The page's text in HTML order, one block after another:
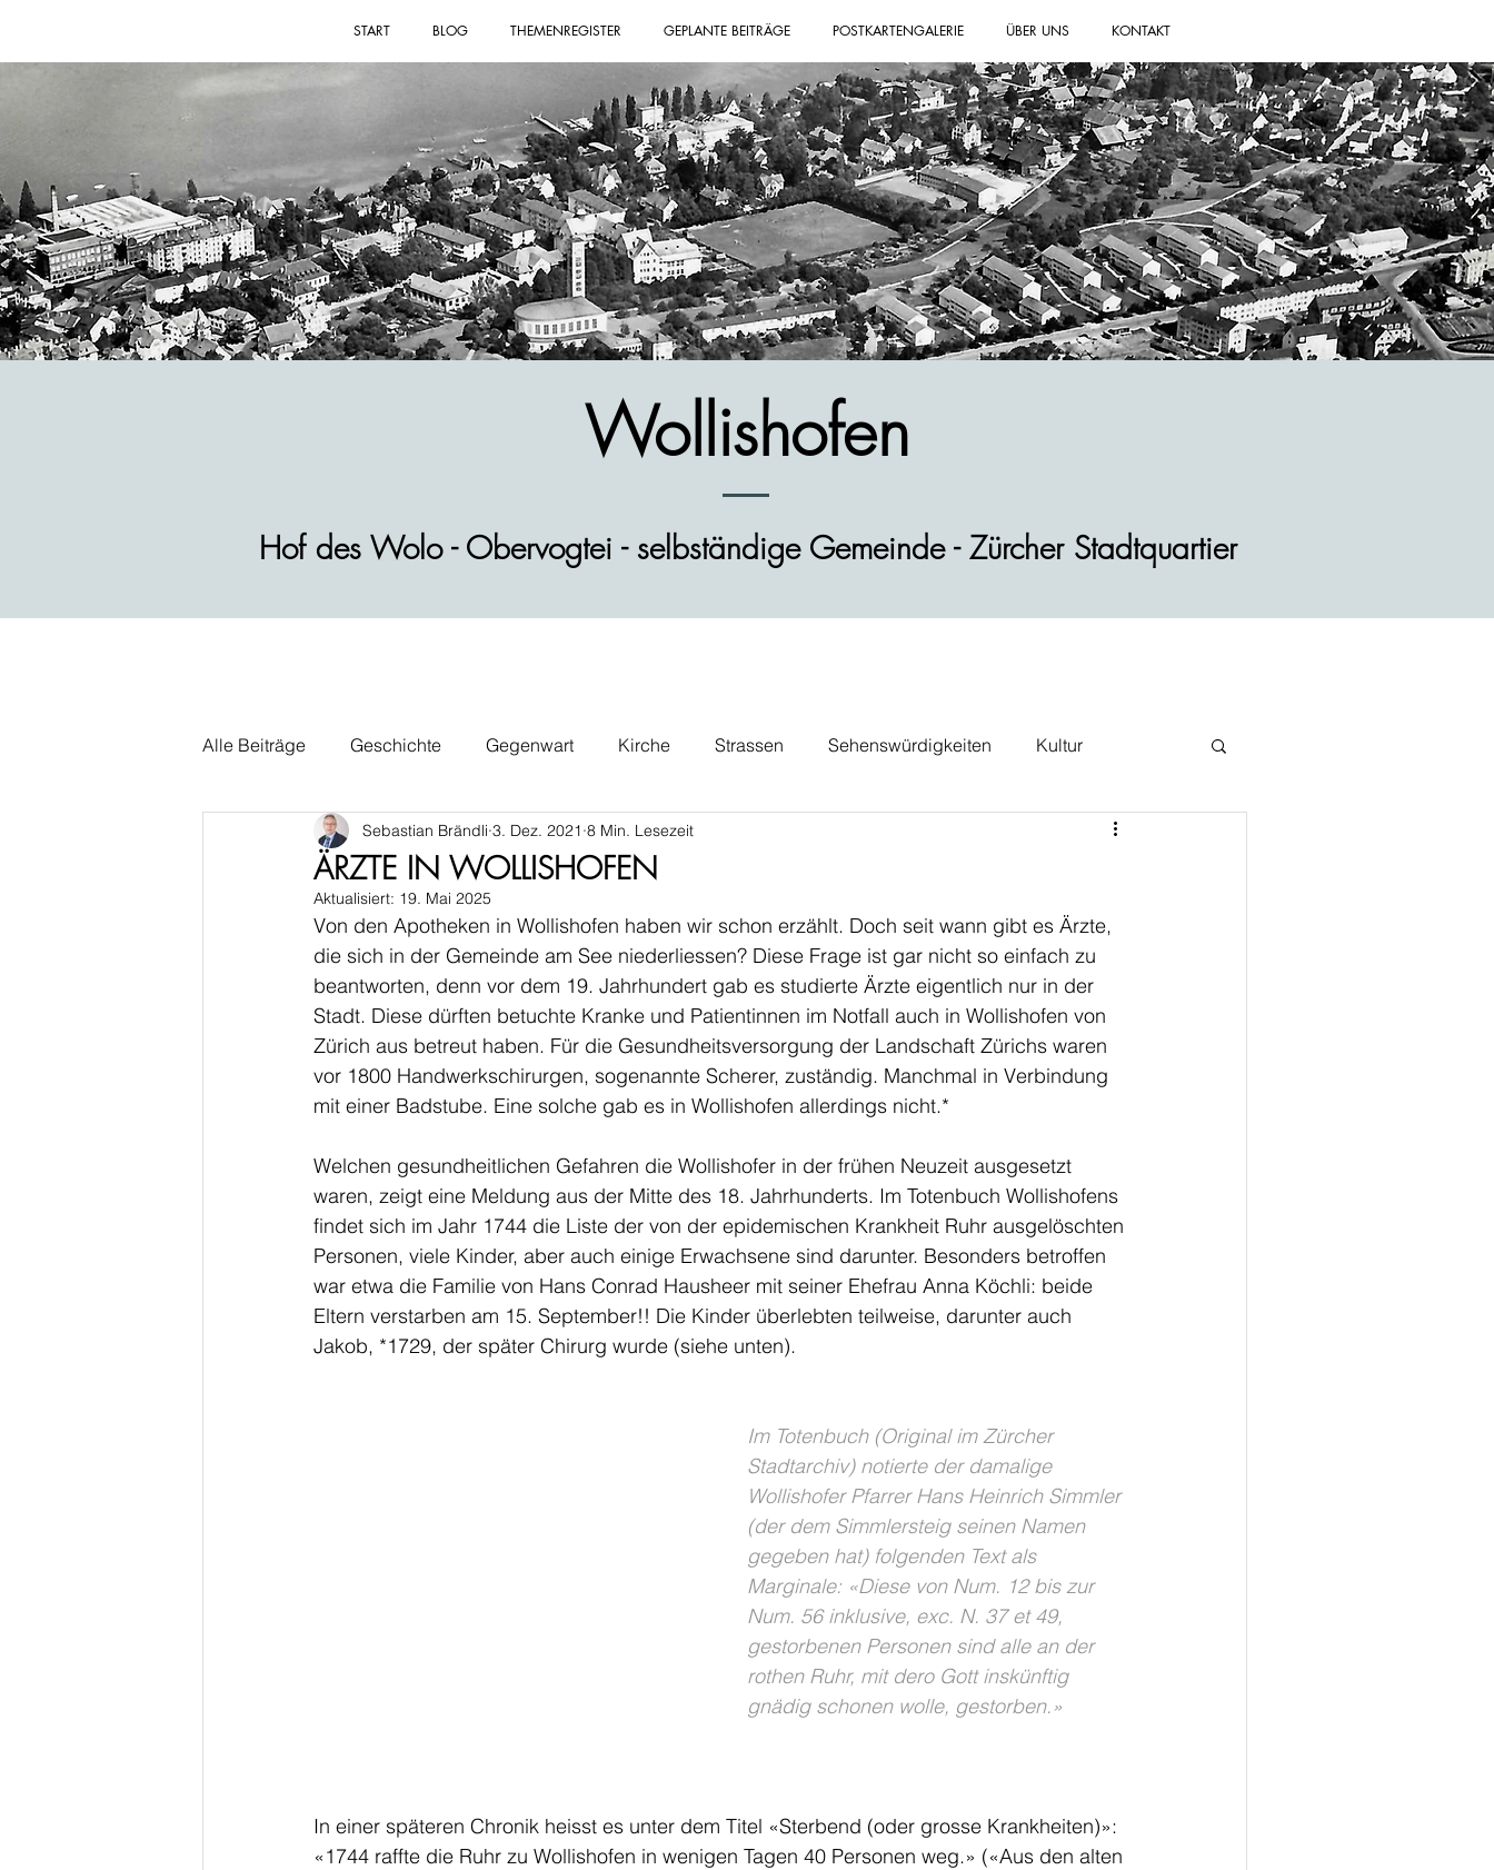
START BLOG THEMENREGISTER GEPLANTE BEITRÄGE POSTKARTENGALERIE ÜBER UNS KONTAKT
Alle Beiträge Geschichte Gegenwart Kirche Strassen Sehenswürdigkeiten Kultur
Wirtschaft Alltag Politik Wohnen Gastblog
ÄRZTE IN WOLLISHOFEN
Sebastian Brändli 3. Dez. 2021 8 Min. Lesezeit
Aktualisiert: 19. Mai 2025
Von den Apotheken in Wollishofen haben wir schon erzählt. Doch seit wann gibt es Ärzte,
die sich in der Gemeinde am See niederliessen? Diese Frage ist gar nicht so einfach zu
beantworten, denn vor dem 19. Jahrhundert gab es studierte Ärzte eigentlich nur in der
Stadt. Diese dürften betuchte Kranke und Patientinnen im Notfall auch in Wollishofen von
Zürich aus betreut haben. Für die Gesundheitsversorgung der Landschaft Zürichs waren
vor 1800 Handwerkschirurgen, sogenannte Scherer, zuständig. Manchmal in Verbindung
mit einer Badstube. Eine solche gab es in Wollishofen allerdings nicht.*
Welchen gesundheitlichen Gefahren die Wollishofer in der frühen Neuzeit ausgesetzt
waren, zeigt eine Meldung aus der Mitte des 18. Jahrhunderts. Im Totenbuch Wollishofens
findet sich im Jahr 1744 die Liste der von der epidemischen Krankheit Ruhr ausgelöschten
Personen, viele Kinder, aber auch einige Erwachsene sind darunter. Besonders betroffen
war etwa die Familie von Hans Conrad Hausheer mit seiner Ehefrau Anna Köchli: beide
Eltern verstarben am 15. September!! Die Kinder überlebten teilweise, darunter auch
Jakob, *1729, der später Chirurg wurde (siehe unten).
Im Totenbuch (Original im Zürcher
Stadtarchiv) notierte der damalige
Wollishofer Pfarrer Hans Heinrich Simmler
(der dem Simmlersteig seinen Namen
gegeben hat) folgenden Text als
Marginale: «Diese von Num. 12 bis zur
Num. 56 inklusive, exc. N. 37 et 49,
gestorbenen Personen sind alle an der
rothen Ruhr, mit dero Gott inskünftig
gnädig schonen wolle, gestorben.»
In einer späteren Chronik heisst es unter dem Titel «Sterbend (oder grosse Krankheiten)»:
«1744 raffte die Ruhr zu Wollishofen in wenigen Tagen 40 Personen weg.» («Aus den alten
Wollishofen
Hof des Wolo - Obervogtei - selbständige Gemeinde - Zürcher Stadtquartier